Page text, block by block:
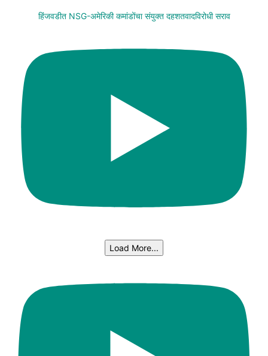
हिंजवडीत NSG-अमेरिकी कमांडोंचा संयुक्त दहशतवादविरोधी सराव
Load More...